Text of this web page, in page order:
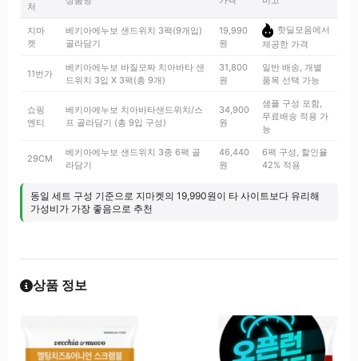
처
지마
켓
베키아에누보 샌드위치 3팩(9개입)
골라담기
19,990
원
핫딜모음에서
제공한 가격
11번가
베키아에누보 바질모짜 치아바타 샌
드위치 3입 X 3팩(총 9개)
31,800
원
일반 배송, 개별
품목 선택 가능
쇼핑
엔티
베키아에누보 치아바타샌드위치/스
프 골라담기 (총 9입 구성)
34,900
원
샘플 구성 포함,
무료배송 적용 가
능
29CM
베키아에누보 샌드위치 3종 6팩 골
라담기
46,440
원
6팩 구성, 할인율
42% 적용
동일 세트 구성 기준으로 지마켓의 19,990원이 타 사이트보다 유리해
가성비가 가장 좋음으로 추천
상품 정보